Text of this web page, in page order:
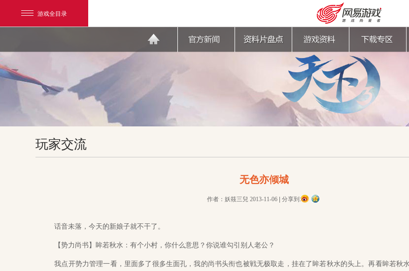
游戏全目录
玩家交流
无色亦倾城
作者：妖筱三兒 2013-11-06 分享到:
话音未落，今天的新娘子就不干了。
【势力尚书】眸若秋水：有个小村，你什么意思？你说谁勾引别人老公？
我点开势力管理一看，里面多了很多生面孔，我的尚书头衔也被戦无极取走，挂在了眸若秋水的头上。再看眸若秋